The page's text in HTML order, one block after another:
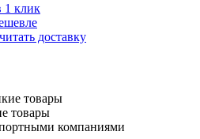
1 клик
доставку
товары